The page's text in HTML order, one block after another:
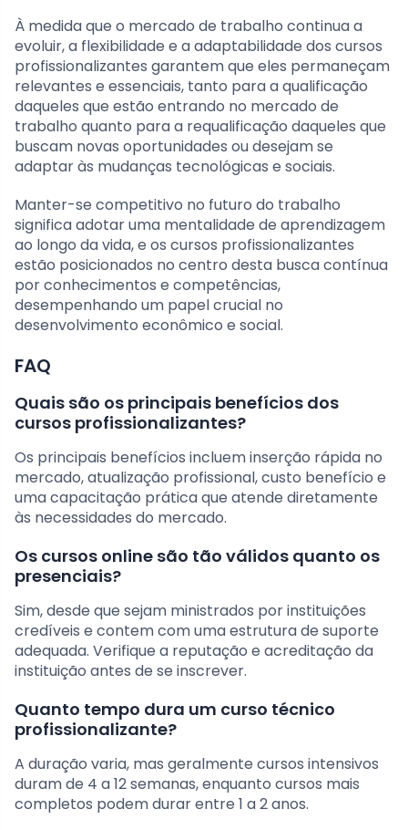
À medida que o mercado de trabalho continua a
evoluir, a flexibilidade e a adaptabilidade dos cursos
profissionalizantes garantem que eles permaneçam
relevantes e essenciais, tanto para a qualificação
daqueles que estão entrando no mercado de
trabalho quanto para a requalificação daqueles que
buscam novas oportunidades ou desejam se
adaptar às mudanças tecnológicas e sociais.
Manter-se competitivo no futuro do trabalho
significa adotar uma mentalidade de aprendizagem
ao longo da vida, e os cursos profissionalizantes
estão posicionados no centro desta busca contínua
por conhecimentos e competências,
desempenhando um papel crucial no
desenvolvimento econômico e social.
FAQ
Quais são os principais benefícios dos
cursos profissionalizantes?
Os principais benefícios incluem inserção rápida no
mercado, atualização profissional, custo benefício e
uma capacitação prática que atende diretamente
às necessidades do mercado.
Os cursos online são tão válidos quanto os
presenciais?
Sim, desde que sejam ministrados por instituições
credíveis e contem com uma estrutura de suporte
adequada. Verifique a reputação e acreditação da
instituição antes de se inscrever.
Quanto tempo dura um curso técnico
profissionalizante?
A duração varia, mas geralmente cursos intensivos
duram de 4 a 12 semanas, enquanto cursos mais
completos podem durar entre 1 a 2 anos.